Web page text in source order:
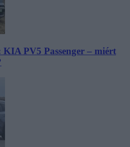
PV5 Passenger – miért